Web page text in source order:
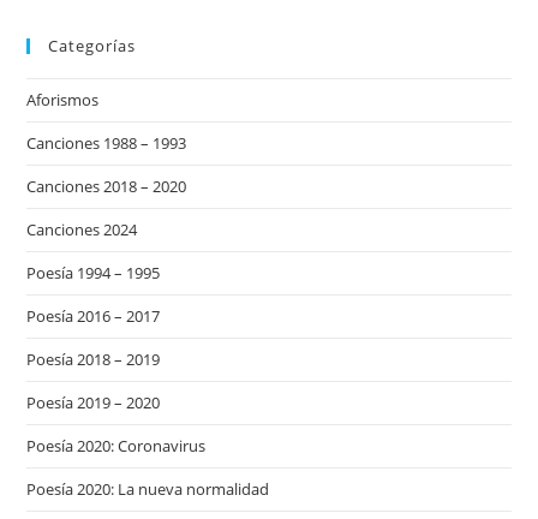
Categorías
Aforismos
Canciones 1988 – 1993
Canciones 2018 – 2020
Canciones 2024
Poesía 1994 – 1995
Poesía 2016 – 2017
Poesía 2018 – 2019
Poesía 2019 – 2020
Poesía 2020: Coronavirus
Poesía 2020: La nueva normalidad